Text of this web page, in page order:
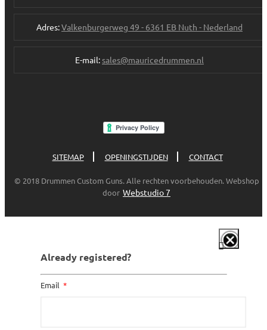
Adres:Valkenburgerweg 49 - 6361 EB Nuth - Nederland
E-mail:sales@mauricedrummen.nl
SITEMAP OPENINGSTIJDEN CONTACT
© 2018 Drummen Custom Guns. Alle rechten voorbehouden. Webshop
door Webstudio 7
Already registered?
Email